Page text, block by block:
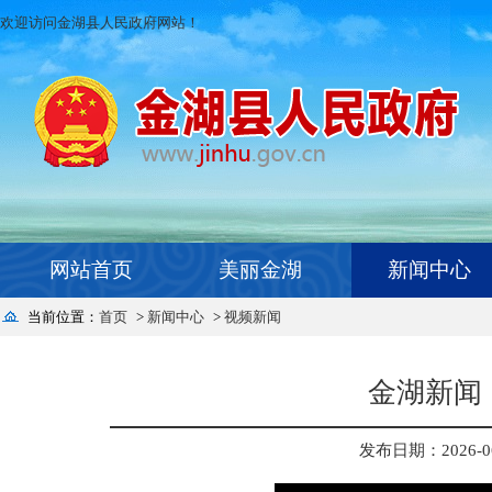
欢迎访问金湖县人民政府网站！
网站首页 美丽金湖 新闻中心
当前位置： 首页 > 新闻中心 > 视频新闻
金湖新闻
发布日期：2026-